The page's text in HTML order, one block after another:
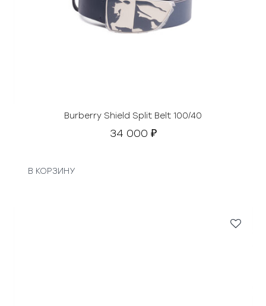
Burberry Shield Split Belt 100/40
34 000 ₽
В КОРЗИНУ